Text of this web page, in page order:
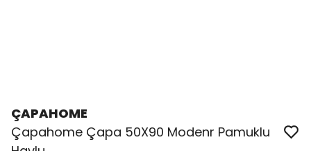
ÇAPAHOME
Çapahome Çapa 50X90 Modenr Pamuklu